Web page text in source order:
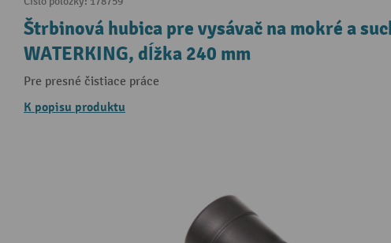
Štrbinová hubica pre vysávač na mokré a
WATERKING, dĺžka 240 mm
Pre presné čistiace práce
K popisu produktu